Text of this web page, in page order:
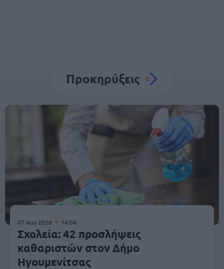
Προκηρύξεις
07 Αυγ 2026 14:04
Σχολεία: 42 προσλήψεις
καθαριστών στον Δήμο
Ηγουμενίτσας